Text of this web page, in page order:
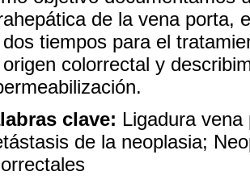
de la vena porta,
tiempos para el
colorrectal y
clave: Ligadura
de la neoplasia;